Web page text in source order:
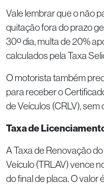
Vale lembrar que o não
quitação fora do prazo
30º dia, multa de 20%
calculados pela Taxa
O motorista também
para receber o
de Veículos (CRLV),
Taxa de
A Taxa de Renovação
Veículo (TRLAV) vence
do final de placa. O valor